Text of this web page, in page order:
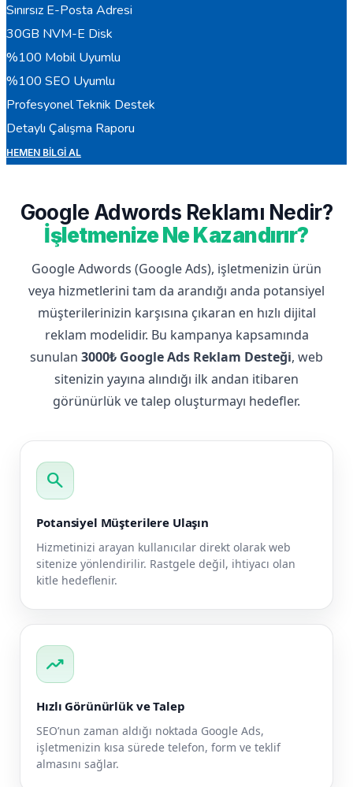
Sınırsız E-Posta Adresi
30GB NVM-E Disk
%100 Mobil Uyumlu
%100 SEO Uyumlu
Profesyonel Teknik Destek
Detaylı Çalışma Raporu
HEMEN BILGI AL
Google Adwords Reklamı Nedir?
İşletmenize Ne Kazandırır?
Google Adwords (Google Ads), işletmenizin ürün
veya hizmetlerini tam da arandığı anda potansiyel
müşterilerinizin karşısına çıkaran en hızlı dijital
reklam modelidir. Bu kampanya kapsamında
sunulan 3000₺ Google Ads Reklam Desteği, web
sitenizin yayına alındığı ilk andan itibaren
görünürlük ve talep oluşturmayı hedefler.
search
Potansiyel Müşterilere Ulaşın
Hizmetinizi arayan kullanıcılar direkt olarak web
sitenize yönlendirilir. Rastgele değil, ihtiyacı olan
kitle hedeflenir.
trending_up
Hızlı Görünürlük ve Talep
SEO’nun zaman aldığı noktada Google Ads,
işletmenizin kısa sürede telefon, form ve teklif
almasını sağlar.